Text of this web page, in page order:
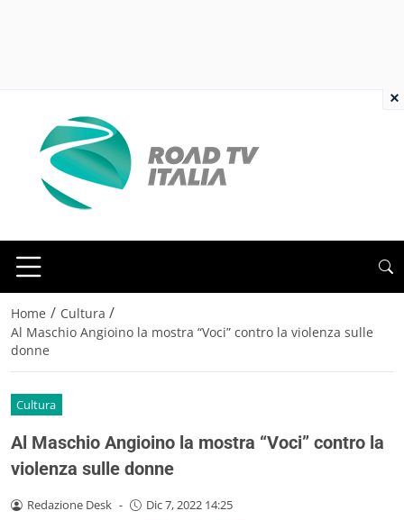
Home / Cultura /
Al Maschio Angioino la mostra “Voci” contro la violenza sulle
donne
Cultura
Al Maschio Angioino la mostra “Voci” contro la
violenza sulle donne
Redazione Desk - Dic 7, 2022 14:25
×